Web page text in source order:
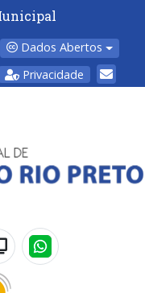
Dados Abertos
Privacidade